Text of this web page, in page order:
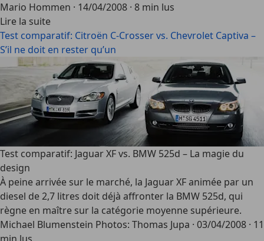
Mario Hommen · 14/04/2008 · 8 min lus
Lire la suite
Test comparatif: Citroën C-Crosser vs. Chevrolet Captiva –
S’il ne doit en rester qu’un
Test comparatif: Jaguar XF vs. BMW 525d – La magie du
design
À peine arrivée sur le marché, la Jaguar XF animée par un
diesel de 2,7 litres doit déjà affronter la BMW 525d, qui
règne en maître sur la catégorie moyenne supérieure.
Michael Blumenstein Photos: Thomas Jupa · 03/04/2008 · 11